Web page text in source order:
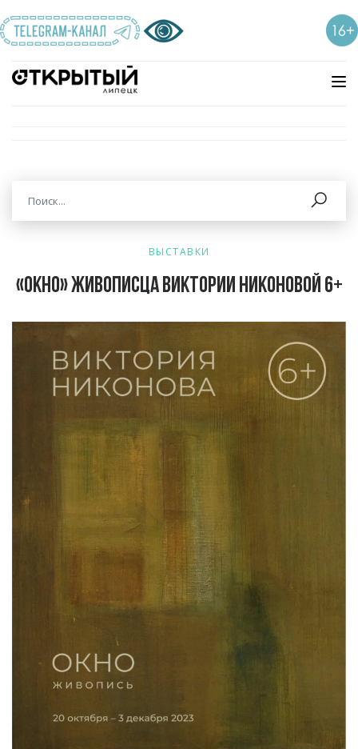
ВЫСТАВКИ
«Окно» живописца Виктории Никоновой 6+